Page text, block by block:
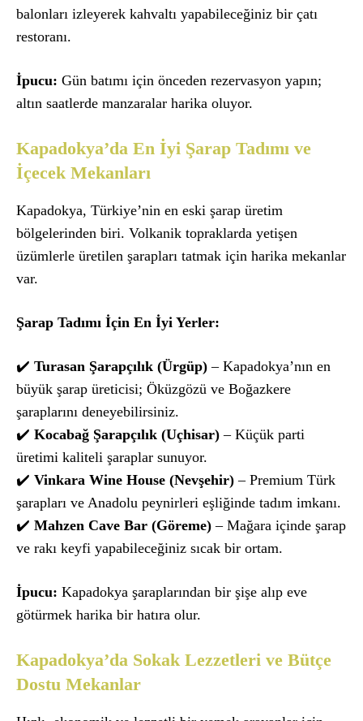
balonları izleyerek kahvaltı yapabileceğiniz bir çatı
restoranı.
İpucu: Gün batımı için önceden rezervasyon yapın;
altın saatlerde manzaralar harika oluyor.
Kapadokya’da En İyi Şarap Tadımı ve
İçecek Mekanları
Kapadokya, Türkiye’nin en eski şarap üretim
bölgelerinden biri. Volkanik topraklarda yetişen
üzümlerle üretilen şarapları tatmak için harika mekanlar
var.
Şarap Tadımı İçin En İyi Yerler:
✔️ Turasan Şarapçılık (Ürgüp) – Kapadokya’nın en
büyük şarap üreticisi; Öküzgözü ve Boğazkere
şaraplarını deneyebilirsiniz.
✔️ Kocabağ Şarapçılık (Uçhisar) – Küçük parti
üretimi kaliteli şaraplar sunuyor.
✔️ Vinkara Wine House (Nevşehir) – Premium Türk
şarapları ve Anadolu peynirleri eşliğinde tadım imkanı.
✔️ Mahzen Cave Bar (Göreme) – Mağara içinde şarap
ve rakı keyfi yapabileceğiniz sıcak bir ortam.
İpucu: Kapadokya şaraplarından bir şişe alıp eve
götürmek harika bir hatıra olur.
Kapadokya’da Sokak Lezzetleri ve Bütçe
Dostu Mekanlar